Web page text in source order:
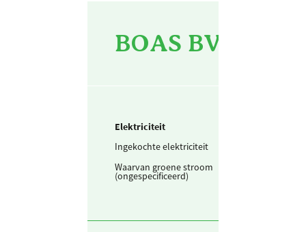
BOAS BV - 2016
Elektriciteit
Ingekochte elektriciteit
Waarvan groene stroom
(ongespecificeerd)